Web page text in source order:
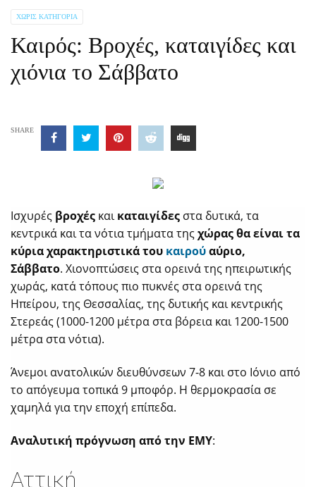
ΧΩΡΊΣ ΚΑΤΗΓΟΡΊΑ
Καιρός: Βροχές, καταιγίδες και
χιόνια το Σάββατο
SHARE
Ισχυρές βροχές καικαταιγίδες στα δυτικά, τα
κεντρικά και τα νότια τμήματα τηςχώρας θα είναι τα
κύρια χαρακτηριστικά του καιρούαύριο,
Σάββατο. Χιονοπτώσεις στα ορεινά της ηπειρωτικής
χωράς, κατά τόπους πιο πυκνές στα ορεινά της
Ηπείρου, της Θεσσαλίας, της δυτικής και κεντρικής
Στερεάς (1000-1200 μέτρα στα βόρεια και 1200-1500
μέτρα στα νότια).
Άνεμοι ανατολικών διευθύνσεων 7-8 και στο Ιόνιο από
το απόγευμα τοπικά 9 μποφόρ. Η θερμοκρασία σε
χαμηλά για την εποχή επίπεδα.
Αναλυτική πρόγνωση από την ΕΜΥ:
Αττική